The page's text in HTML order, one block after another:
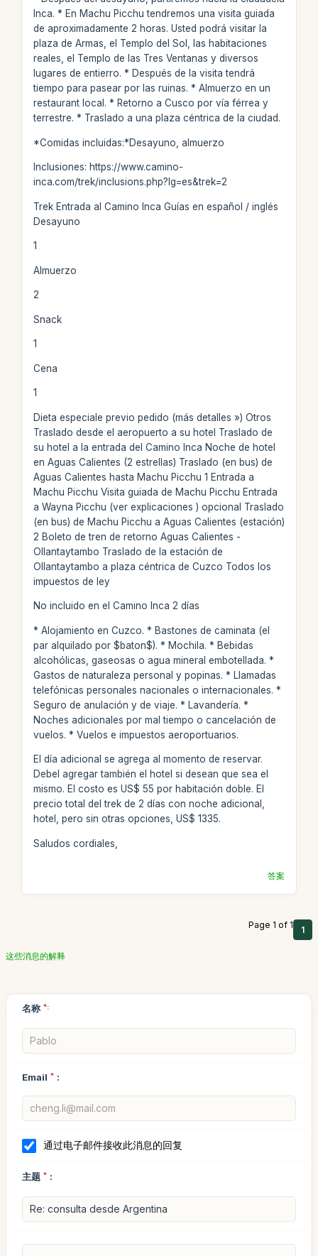
Inca. * En Machu Picchu tendremos una visita guiada
de aproximadamente 2 horas. Usted podrá visitar la
plaza de Armas, el Templo del Sol, las habitaciones
reales, el Templo de las Tres Ventanas y diversos
lugares de entierro. * Después de la visita tendrá
tiempo para pasear por las ruinas. * Almuerzo en un
restaurant local. * Retorno a Cusco por vía férrea y
terrestre. * Traslado a una plaza céntrica de la ciudad.
*Comidas incluidas:*Desayuno, almuerzo
Inclusiones: https://www.camino-
inca.com/trek/inclusions.php?lg=es&trek=2
Trek Entrada al Camino Inca Guías en español / inglés
Desayuno
1
Almuerzo
2
Snack
1
Cena
1
Dieta especiale previo pedido (más detalles ») Otros
Traslado desde el aeropuerto a su hotel Traslado de
su hotel a la entrada del Camino Inca Noche de hotel
en Aguas Calientes (2 estrellas) Traslado (en bus) de
Aguas Calientes hasta Machu Picchu 1 Entrada a
Machu Picchu Visita guiada de Machu Picchu Entrada
a Wayna Picchu (ver explicaciones ) opcional Traslado
(en bus) de Machu Picchu a Aguas Calientes (estación)
2 Boleto de tren de retorno Aguas Calientes -
Ollantaytambo Traslado de la estación de
Ollantaytambo a plaza céntrica de Cuzco Todos los
impuestos de ley
No incluido en el Camino Inca 2 días
* Alojamiento en Cuzco. * Bastones de caminata (el
par alquilado por $baton$). * Mochila. * Bebidas
alcohólicas, gaseosas o agua mineral embotellada. *
Gastos de naturaleza personal y popinas. * Llamadas
telefónicas personales nacionales o internacionales. *
Seguro de anulación y de viaje. * Lavandería. *
Noches adicionales por mal tiempo o cancelación de
vuelos. * Vuelos e impuestos aeroportuarios.
El día adicional se agrega al momento de reservar.
Debel agregar también el hotel si desean que sea el
mismo. El costo es US$ 55 por habitación doble. El
precio total del trek de 2 días con noche adicional,
hotel, pero sin otras opciones, US$ 1335.
Saludos cordiales,
答案
Page 1 of 1 1
这些消息的解释
名称 *:
Email * :
通过电子邮件接收此消息的回复
主题 * :